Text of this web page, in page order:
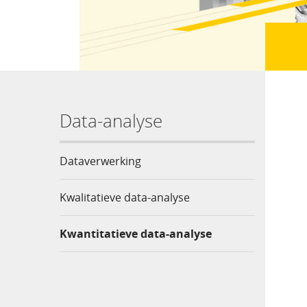
Data-analyse
Dataverwerking
Kwalitatieve data-analyse
Kwantitatieve data-analyse